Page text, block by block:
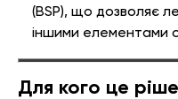
(BSP), що дозволяє
іншими елементами
Для кого це